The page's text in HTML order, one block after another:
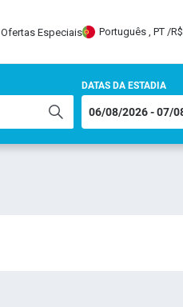
Ofertas Especiais Português , PT /R$
DATAS DA ESTADIA